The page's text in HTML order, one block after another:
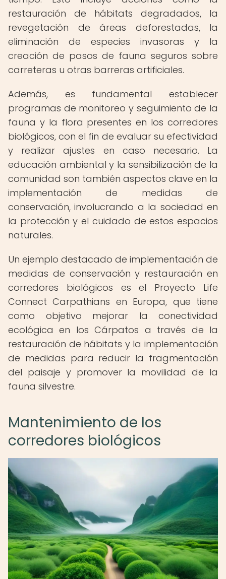
restauración de hábitats degradados, la
revegetación de áreas deforestadas, la
eliminación de especies invasoras y la
creación de pasos de fauna seguros sobre
carreteras u otras barreras artificiales.
Además, es fundamental establecer
programas de monitoreo y seguimiento de la
fauna y la flora presentes en los corredores
biológicos, con el fin de evaluar su efectividad
y realizar ajustes en caso necesario. La
educación ambiental y la sensibilización de la
comunidad son también aspectos clave en la
implementación de medidas de
conservación, involucrando a la sociedad en
la protección y el cuidado de estos espacios
naturales.
Un ejemplo destacado de implementación de
medidas de conservación y restauración en
corredores biológicos es el Proyecto Life
Connect Carpathians en Europa, que tiene
como objetivo mejorar la conectividad
ecológica en los Cárpatos a través de la
restauración de hábitats y la implementación
de medidas para reducir la fragmentación
del paisaje y promover la movilidad de la
fauna silvestre.
Mantenimiento de los
corredores biológicos